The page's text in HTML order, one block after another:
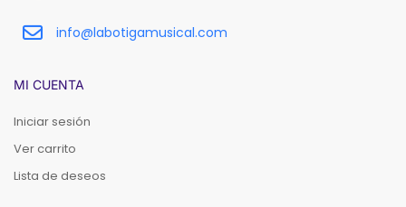
info@labotigamusical.com
MI CUENTA
Iniciar sesión
Ver carrito
Lista de deseos